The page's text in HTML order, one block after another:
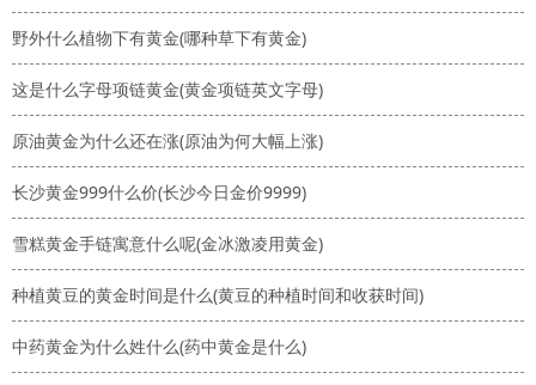
野外什么植物下有黄金(哪种草下有黄金)
这是什么字母项链黄金(黄金项链英文字母)
原油黄金为什么还在涨(原油为何大幅上涨)
长沙黄金999什么价(长沙今日金价9999)
雪糕黄金手链寓意什么呢(金冰激凌用黄金)
种植黄豆的黄金时间是什么(黄豆的种植时间和收获时间)
中药黄金为什么姓什么(药中黄金是什么)